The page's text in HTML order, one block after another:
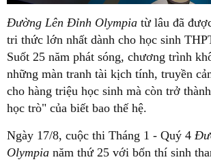
Đường Lên Đỉnh Olympia từ lâu đã
tri thức lớn nhất dành cho học sinh
Suốt 25 năm phát sóng, chương trình
những màn tranh tài kịch tính, truyền
cho hàng triệu học sinh mà còn trở
học trò" của biết bao thế hệ.
Ngày 17/8, cuộc thi Tháng 1 - Quý 4
Olympia năm thứ 25 với bốn thí sinh